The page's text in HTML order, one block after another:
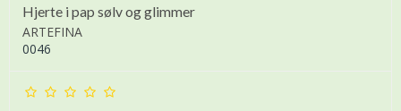
Hjerte i pap sølv og glimmer
ARTEFINA
0046